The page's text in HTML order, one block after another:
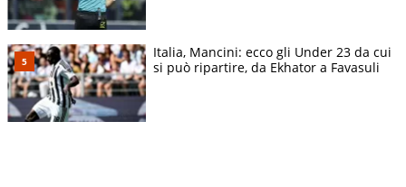
Italia, Mancini: ecco gli Under 23 da cui
si può ripartire, da Ekhator a Favasuli